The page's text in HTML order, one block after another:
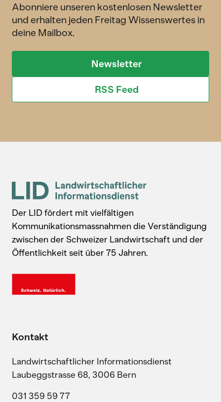
Abonniere unseren kostenlosen Newsletter
und erhalten jeden Freitag Wissenswertes in
deine Mailbox.
Newsletter
RSS Feed
Der LID fördert mit vielfältigen
Kommunikationsmassnahmen die Verständigung
zwischen der Schweizer Landwirtschaft und der
Öffentlichkeit seit über 75 Jahren.
Kontakt
Landwirtschaftlicher Informationsdienst
Laubeggstrasse 68, 3006 Bern
031 359 59 77